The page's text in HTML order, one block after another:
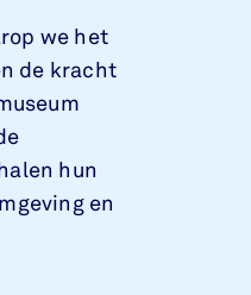
we het
de kracht
hun
en